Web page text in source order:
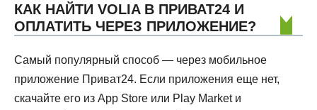
КАК НАЙТИ VOLIA В ПРИВАТ24 И
ОПЛАТИТЬ ЧЕРЕЗ ПРИЛОЖЕНИЕ?
Самый популярный способ — через мобильное
приложение Приват24. Если приложения еще нет,
скачайте его из App Store или Play Market и